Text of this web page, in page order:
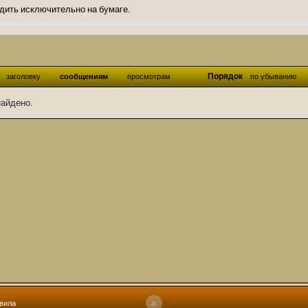
исключительно на бумаге.
и Ангелы из Ада были и будут только на бумаге.
Ангелов из Ада, а в электронном варианте нету вариантов?
какие, подскажите пожалуйста?)
аболетов на бусти:
раньше?
процесс не очень быстрый будет. Думаю в течении 1-2 месяцев
с телефона не очень удобно)
по ходу чтения правлю. Получается не совнлитературный перевод,
заголовку сообщениям просмотрам Порядок по убыванию